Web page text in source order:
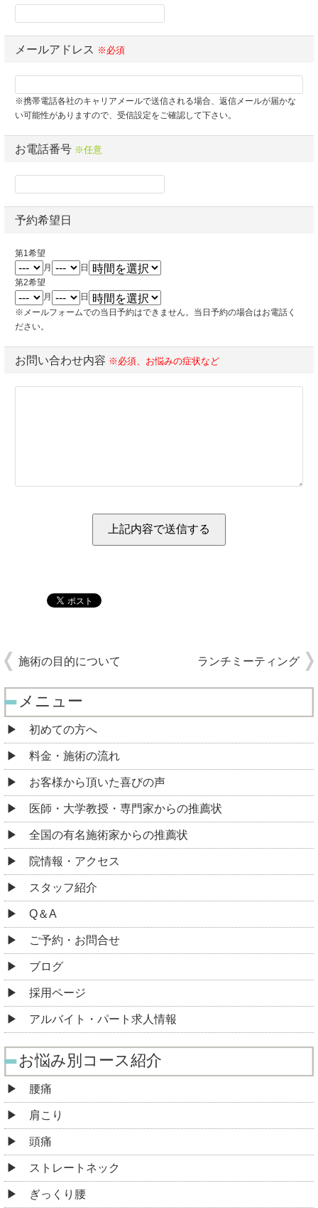
メールアドレス ※必須
※携帯電話各社のキャリアメールで送信される場合、返信メールが届かな
い可能性がありますので、受信設定をご確認して下さい。
お電話番号 ※任意
予約希望日
第1希望
月
日
第2希望
月
日
※メールフォームでの当日予約はできません。当日予約の場合はお電話く
ださい。
お問い合わせ内容 ※必須、お悩みの症状など
施術の目的について ランチミーティング
メニュー
初めての方へ
料金・施術の流れ
お客様から頂いた喜びの声
医師・大学教授・専門家からの推薦状
全国の有名施術家からの推薦状
院情報・アクセス
スタッフ紹介
Q＆A
ご予約・お問合せ
ブログ
採用ページ
アルバイト・パート求人情報
お悩み別コース紹介
腰痛
肩こり
頭痛
ストレートネック
ぎっくり腰